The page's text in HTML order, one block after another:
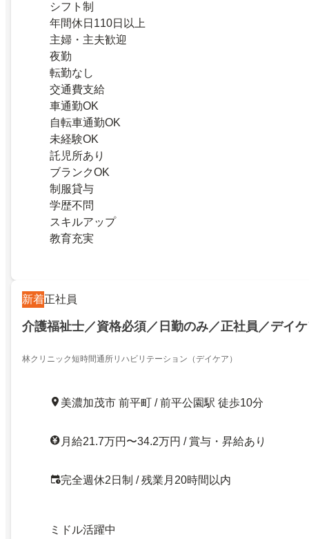
シフト制
年間休日110日以上
主婦・主夫歓迎
夜勤
転勤なし
交通費支給
車通勤OK
自転車通勤OK
未経験OK
託児所あり
ブランクOK
制服貸与
学歴不問
スキルアップ
教育充実
新着正社員
介護福祉士／資格必須／日勤のみ／正社員／デイ
林クリニック短時間通所リハビリテーション（デイケア）
美濃加茂市 前平町 / 前平公園駅 徒歩10分
月給21.7万円〜34.2万円 / 賞与・昇給あり
完全週休2日制 / 残業月20時間以内
ミドル活躍中